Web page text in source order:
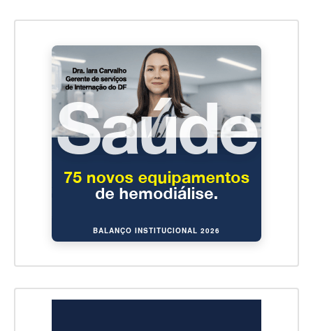
BALANÇO INSTITUCIONAL 2026